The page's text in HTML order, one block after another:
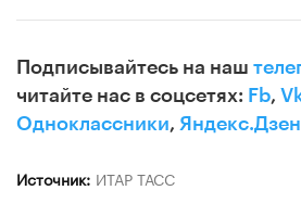
Подписывайтесь на наш
читайте нас в соцсетях: Fb,
Одноклассники, Яндекс.Дзен
Источник: ИТАР ТАСС